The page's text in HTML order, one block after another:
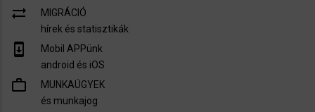
sync_alt
MIGRÁCIÓ
hírek és statisztikák
system_update
Mobil APPünk
android és iOS
work_outline
MUNKAÜGYEK
és munkajog